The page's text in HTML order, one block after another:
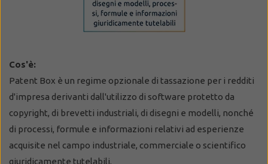
Cos'è:
Patent Box è un regime opzionale di tassazione per i redditi
d'impresa derivanti dall'utilizzo di software protetto da
copyright, di brevetti industriali, di disegni e modelli, nonché
di processi, formule e informazioni relativi ad esperienze
acquisite nel campo industriale, commerciale o scientifico
giuridicamente tutelabili.